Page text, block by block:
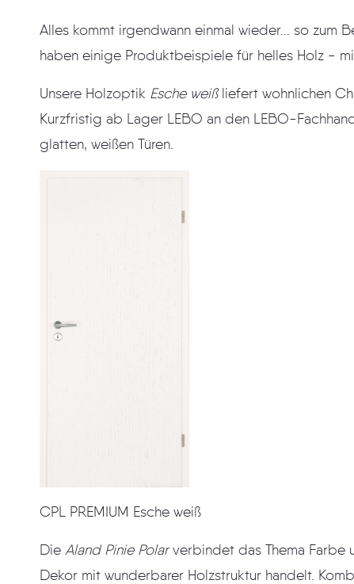
Alles kommt irgendwann einmal wieder... so zum Beispiel helle
haben
Unsere Holzoptik Esche weißliefert wohnlichen Charakter und eine
Kurzfristig ab Lager LEBO an den LEBO-Fachhandel lieferbar und eine tolle Alternative zu
glatten, weißen Türen.
CPL PREMIUM Esche weiß
Die Aland Pinie Polarverbindet das Thema Farbe und Natur ideal, da es sich
Dekor mit wunderbarer Holzstruktur handelt. Kombiniert mit pastelligen Farbtönen ergibt sich